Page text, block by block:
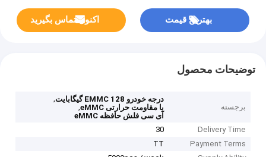
بهترین قیمت اکنون تماس بگیرید
توضیحات محصول
برجسته
درجه خودرو EMMC 128 گیگابایت
,
با مقاومت حرارتی eMMC
,
آی سی فلش حافظه eMMC
Delivery Time
30
Payment Terms
TT